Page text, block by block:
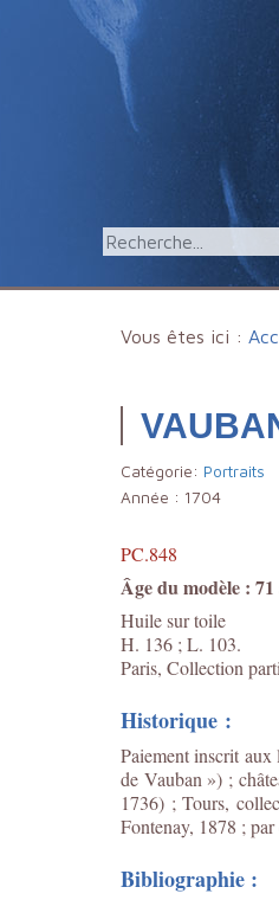
Vous êtes ici :
Catégorie: Portraits
Année : 1704
PC.848
Âge du modèle : 71
Huile sur toile
H. 136 ; L. 103.
Paris, Collection
Historique :
Paiement inscrit
de Vauban ») ;
1736) ; Tours,
Fontenay, 1878 ; par
Bibliographie :